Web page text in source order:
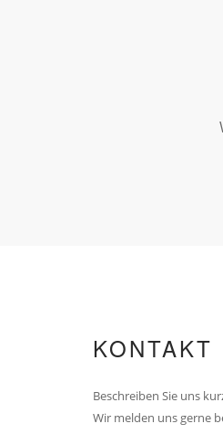
KONTAKT
Beschreiben Sie uns
Wir melden uns gerne